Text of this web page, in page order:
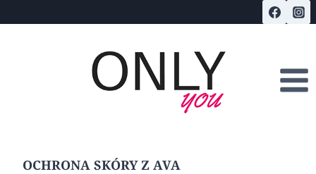
do
OCHRONA SKÓRY Z AVA